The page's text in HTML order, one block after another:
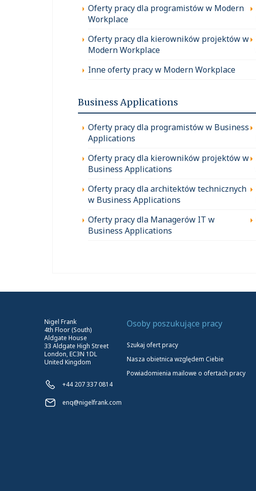
Oferty pracy dla programistów w Modern
Workplace
Oferty pracy dla kierowników projektów w
Modern Workplace
Inne oferty pracy w Modern Workplace
Business Applications
Oferty pracy dla programistów w Business
Applications
Oferty pracy dla kierowników projektów w
Business Applications
Oferty pracy dla architektów technicznych
w Business Applications
Oferty pracy dla Managerów IT w
Business Applications
Nigel Frank
4th Floor (South)
Aldgate House
33 Aldgate High Street
London, EC3N 1DL
United Kingdom
+44 207 337 0814
enq@nigelfrank.com
Osoby poszukujące pracy
Szukaj ofert pracy
Nasza obietnica względem Ciebie
Powiadomienia mailowe o ofertach pracy